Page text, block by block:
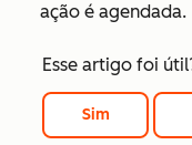
ação é agendada.
Esse artigo foi
Sim